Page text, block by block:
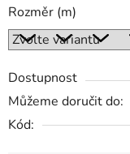
Rozměr (m)
Dostupnost
Můžeme doručit do:
Kód: